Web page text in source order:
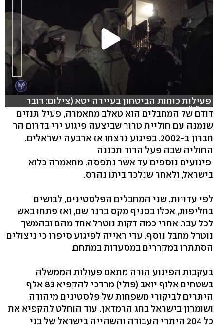
פעילות כוחות הביטחון בעיירה יטא (צילום: דובר
צה"ל)
דודם של המחבלים הוא טאלב מחאמרה, פעיל תנזים
שנמנה עם חוליית טרור שביצעה פיגוע ירי בדרום הר
חברון ב-2002. בפיגוע נרצחו אז ארבעה ישראלים.
החוליה שבה פעל הדוד תכננה
פיגועים נוספים עד אשר נתפסה. מחאמרה כלוא
בישראל, ולאחר שנלכד ביתו נהרס.
לפי עדויות, שני המחבלים הפלסטינים, לבושים
בחליפות, אכלו בסניף מקס ברנר שם, ואז פתחו באש
לכל עבר. אחרי כמה דקות נוטרל אחד מהם ובהמשך
נוטרל מחבל נוסף. עדי ראייה לפיגוע סיפרו כי ניצולים
הסתתרו במקררים במסעדות במתחם.
בעקבות הפיגוע הורה מתאם פעולות הממשלה
בשטחים אלוף יואב (פולי) מרדכי להקפיא 83 אלף
היתרים לביקורי משפחות של פלסטינים מיהודה
ושומרון בישראל בחג הרמדאן. עוד הוחלט להקפיא את
כל 204 היתרי העבודה והשהייה בישראל של בני